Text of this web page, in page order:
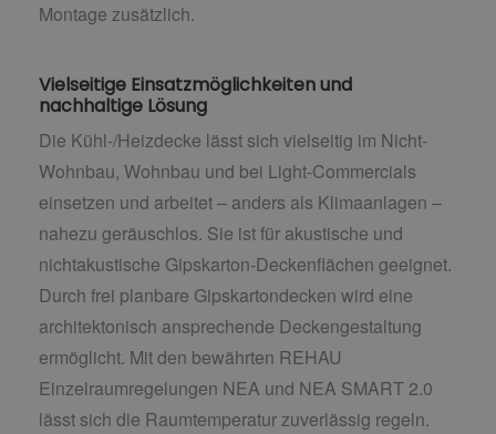
Montage zusätzlich.
Vielseitige Einsatzmöglichkeiten und
nachhaltige Lösung
Die Kühl-/Heizdecke lässt sich vielseitig im Nicht-
Wohnbau, Wohnbau und bei Light-Commercials
einsetzen und arbeitet – anders als Klimaanlagen –
nahezu geräuschlos. Sie ist für akustische und
nichtakustische Gipskarton-Deckenflächen geeignet.
Durch frei planbare Gipskartondecken wird eine
architektonisch ansprechende Deckengestaltung
ermöglicht. Mit den bewährten REHAU
Einzelraumregelungen NEA und NEA SMART 2.0
lässt sich die Raumtemperatur zuverlässig regeln.